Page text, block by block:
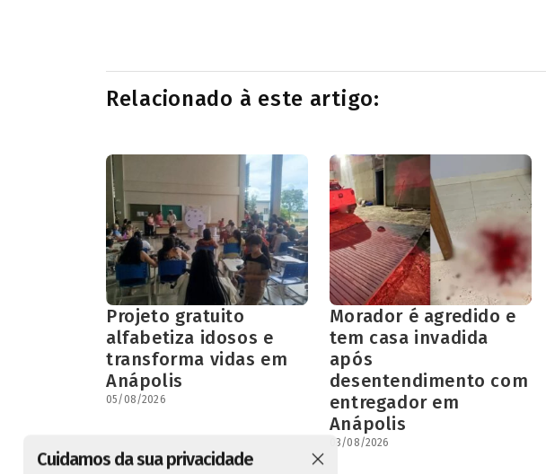
Cuidamos da sua privacidade
Relacionado à este artigo:
Projeto gratuito
alfabetiza idosos e
transforma vidas em
Anápolis
05/08/2026
Morador é agredido e
tem casa invadida
após
desentendimento com
entregador em
Anápolis
03/08/2026